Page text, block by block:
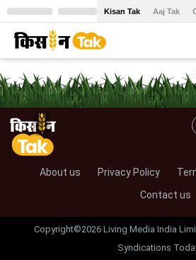
Kisan Tak Aaj Tak
About us Privacy Policy
Contact us
Copyright©2026 Living Media India
Syndications